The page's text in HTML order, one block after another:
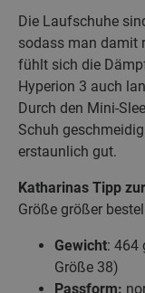
Die Laufschuhe
sodass man damit
fühlt sich die
Hyperion 3 auch
Durch den Mini-
Schuh
erstaunlich gut.
Katharinas Tipp
Größe größer
Gewicht: 464
Größe 38)
Passform: